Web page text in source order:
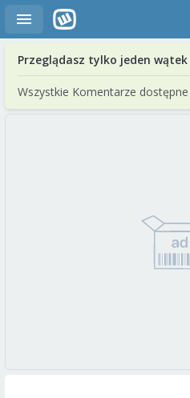
Przeglądasz tylko jeden
Wszystkie Komentarze